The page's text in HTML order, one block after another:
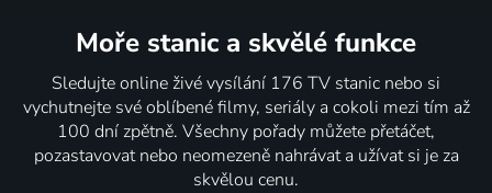
Moře stanic a skvělé funkce
Sledujte online živé vysílání 176 TV stanic nebo si
vychutnejte své oblíbené filmy, seriály a cokoli mezi tím až
100 dní zpětně. Všechny pořady můžete přetáčet,
pozastavovat nebo neomezeně nahrávat a užívat si je za
skvělou cenu.